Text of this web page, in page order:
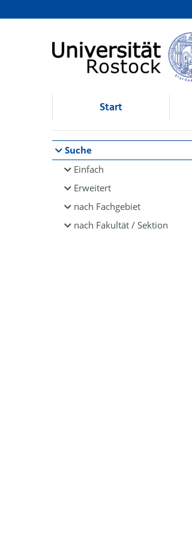
Browsen
direkt zum Inhalt
Start
Suche
Einfach
Erweitert
nach Fachgebiet
nach Fakultät / Sektion